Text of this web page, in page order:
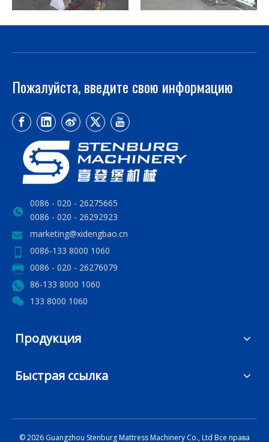
Пожалуйста, введите свою информацию
0086 - 020 - 26275665
0086 - 020 - 26292923
marketing@xidengbao.cn
0086-133 8000 1060
0086 - 020 - 26276079
86-133 8000 1060
133 8000 1060
Продукция
Быстрая ссылка
©2026 Guangzhou Stenburg Mattress Machinery Co., Ltd Все права